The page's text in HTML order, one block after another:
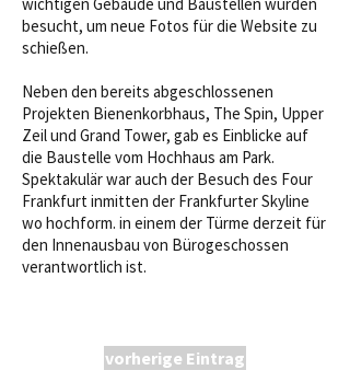
besucht, um neue Fotos für die Website zu
schießen.
Neben den bereits abgeschlossenen
Projekten Bienenkorbhaus, The Spin, Upper
Zeil und Grand Tower, gab es Einblicke auf
die Baustelle vom Hochhaus am Park.
Spektakulär war auch der Besuch des Four
Frankfurt inmitten der Frankfurter Skyline
wo hochform. in einem der Türme derzeit für
den Innenausbau von Bürogeschossen
verantwortlich ist.
vorherige Eintrag